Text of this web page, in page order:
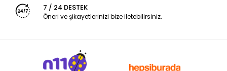
7 / 24 DESTEK
Öneri ve şikayetlerinizi bize iletebilirsiniz.